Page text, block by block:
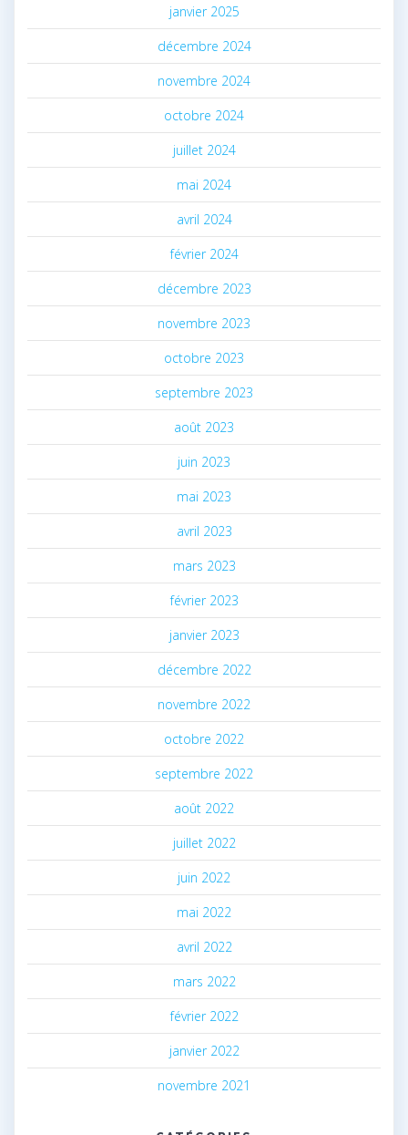
janvier 2025
décembre 2024
novembre 2024
octobre 2024
juillet 2024
mai 2024
avril 2024
février 2024
décembre 2023
novembre 2023
octobre 2023
septembre 2023
août 2023
juin 2023
mai 2023
avril 2023
mars 2023
février 2023
janvier 2023
décembre 2022
novembre 2022
octobre 2022
septembre 2022
août 2022
juillet 2022
juin 2022
mai 2022
avril 2022
mars 2022
février 2022
janvier 2022
novembre 2021